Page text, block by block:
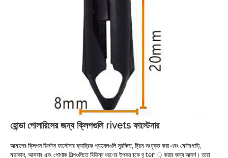
হোন্ডা পোলারিসের জন্য ক্লিপগুলি rivets ফাস্টেনার
আমাদের ক্লিপস রিভটস ফাস্টেনার ফ্যাব্রিক প্যানেলগুলি সুরক্ষিত, ট্রিম সংযুক্ত করা এবং মোটরগাড়ি,
মহাকাশ, আসবাব এবং পোশাক শিল্পগুলিতে বিভিন্ন ধরণের উপকরণকে দৃ ten ় করার জন্য আদর্শ। তারা